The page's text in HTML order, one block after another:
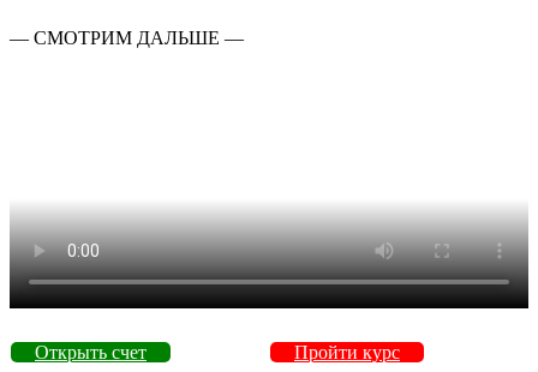
— СМОТРИМ ДАЛЬШЕ —
Открыть счет Пройти курс